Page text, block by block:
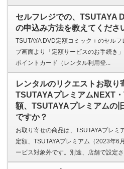
セルフレジでの、TSUTAYA
の申込み方法を教えてくださ
TSUTAYA DVD定額コミック＋のセル
プ画面より「定額サービスのお手続き
ポイントカード（レンタル利用登...
レンタルのリクエストお取り
TSUTAYAプレミアムNEXT
額、TSUTAYAプレミアムの
ですか？
お取り寄せの商品は、TSUTAYAプレミ
定額、TSUTAYAプレミアム（2023年6
ービス対象外です。別途、店舗で設定さ